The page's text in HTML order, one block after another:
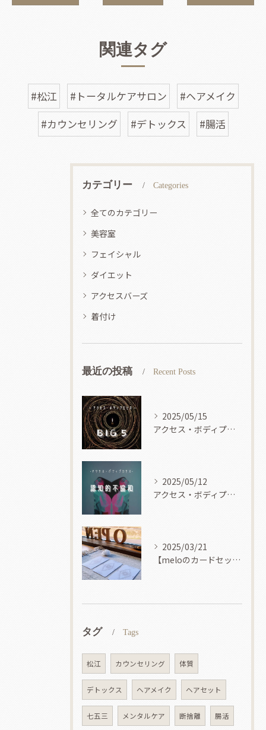
関連タグ
#松江 #トータルケアサロン
#ヘアメイク
#カウンセリング
#デトックス #腸活
カテゴリー Categories
全てのカテゴリー
美容室
フェイシャル
ダイエット
アクセスバーズ
着付け
最近の投稿 Recent Posts
2025/05/15
アクセス・ボディプロセス
2025/05/12
アクセス・ボディプロセス
2025/03/21
【meloのカードセッション】
タグ Tags
松江 カウンセリング 体質
デトックス ヘアメイク ヘアセット
七五三 メンタルケア 断捨離 腸活